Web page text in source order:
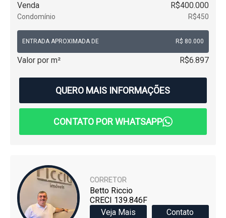
Venda R$400.000
Condomínio R$450
ENTRADA APROXIMADA DE R$ 80.000
Valor por m² R$6.897
QUERO MAIS INFORMAÇÕES
CONTATO POR WHATSAPP
CORRETOR
Betto Riccio
CRECI 139.846F
Veja Mais
Contato